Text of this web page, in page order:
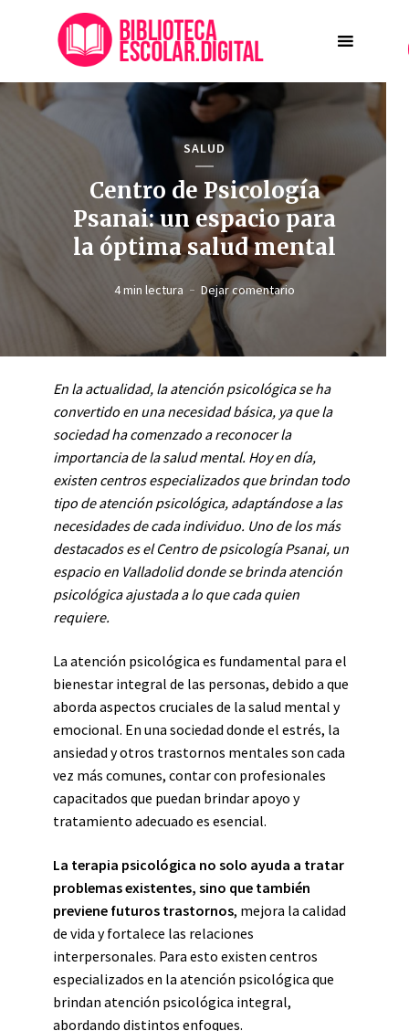
SALUD
Centro de Psicología
Psanai: un espacio para
la óptima salud mental
4 min lectura Dejar comentario
En la actualidad, la atención psicológica se ha
convertido en una necesidad básica, ya que la
sociedad ha comenzado a reconocer la
importancia de la salud mental. Hoy en día,
existen centros especializados que brindan todo
tipo de atención psicológica, adaptándose a las
necesidades de cada individuo. Uno de los más
destacados es el Centro de psicología Psanai, un
espacio en Valladolid donde se brinda atención
psicológica ajustada a lo que cada quien
requiere.
La atención psicológica es fundamental para el
bienestar integral de las personas, debido a que
aborda aspectos cruciales de la salud mental y
emocional. En una sociedad donde el estrés, la
ansiedad y otros trastornos mentales son cada
vez más comunes, contar con profesionales
capacitados que puedan brindar apoyo y
tratamiento adecuado es esencial.
La terapia psicológica no solo ayuda a tratar
problemas existentes, sino que también
previene futuros trastornos, mejora la calidad
de vida y fortalece las relaciones
interpersonales. Para esto existen centros
especializados en la atención psicológica que
brindan atención psicológica integral,
abordando distintos enfoques.